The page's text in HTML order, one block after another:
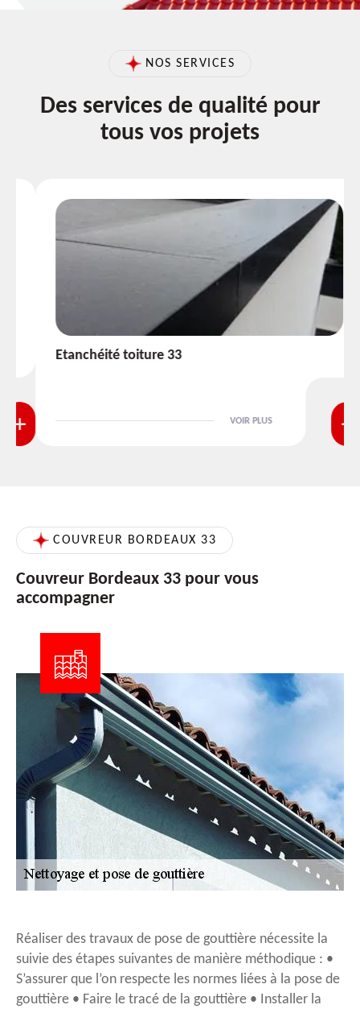
NOS SERVICES
Des services de qualité pour
tous vos projets
Etanchéité toiture 33
VOIR PLUS
COUVREUR BORDEAUX 33
Couvreur Bordeaux 33 pour vous
accompagner
Réaliser des travaux de pose de gouttière nécessite la
suivie des étapes suivantes de manière méthodique : •
S’assurer que l’on respecte les normes liées à la pose de
gouttière • Faire le tracé de la gouttière • Installer la